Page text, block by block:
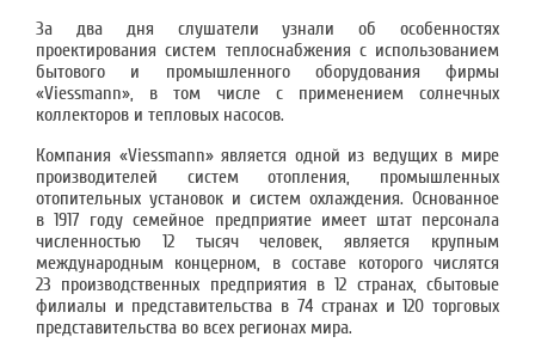
За два дня слушатели узнали об особенностях
проектирования систем теплоснабжения с использованием
бытового и промышленного оборудования фирмы
«Viessmann», в том числе с применением солнечных
коллекторов и тепловых насосов.
Компания «Viessmann» является одной из ведущих в мире
производителей систем отопления, промышленных
отопительных установок и систем охлаждения. Основанное
в 1917 году семейное предприятие имеет штат персонала
численностью 12 тысяч человек, является крупным
международным концерном, в составе которого числятся
23 производственных предприятия в 12 странах, сбытовые
филиалы и представительства в 74 странах и 120 торговых
представительства во всех регионах мира.